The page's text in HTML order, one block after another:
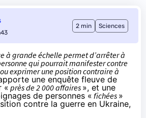
2 min Sciences
à grande échelle permet d’arrêter à
qui pourrait manifester contre
exprimer une position contraire à
une enquête fleuve de
«près de 2 000 affaires », et une
de personnes « fichées »
contre la guerre en Ukraine,